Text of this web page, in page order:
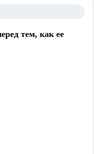
тем, как ее